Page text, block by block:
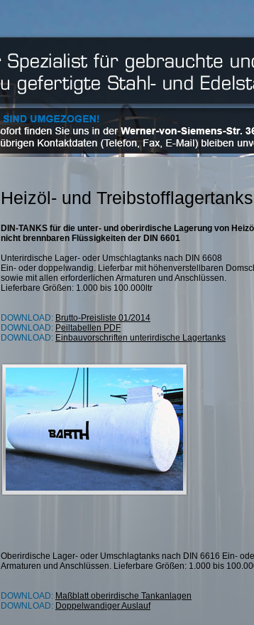
Heizöl- und Treibstofflagertanks
DIN-TANKS für die unter- und oberirdische Lagerung von
nicht brennbaren Flüssigkeiten der DIN 6601
Unterirdische Lager- oder Umschlagtanks nach DIN 6608
Ein- oder doppelwandig. Lieferbar mit höhenverstellbaren
sowie mit allen erforderlichen Armaturen und Anschlüssen.
Lieferbare Größen: 1.000 bis 100.000ltr
DOWNLOAD: Brutto-Preisliste 01/2014
DOWNLOAD: Peiltabellen PDF
DOWNLOAD: Einbauvorschriften unterirdische Lagertanks
Oberirdische Lager- oder Umschlagtanks nach DIN 6616 Ein-
Armaturen und Anschlüssen. Lieferbare Größen: 1.000 bis
DOWNLOAD: Maßblatt oberirdische Tankanlagen
DOWNLOAD: Doppelwandiger Auslauf